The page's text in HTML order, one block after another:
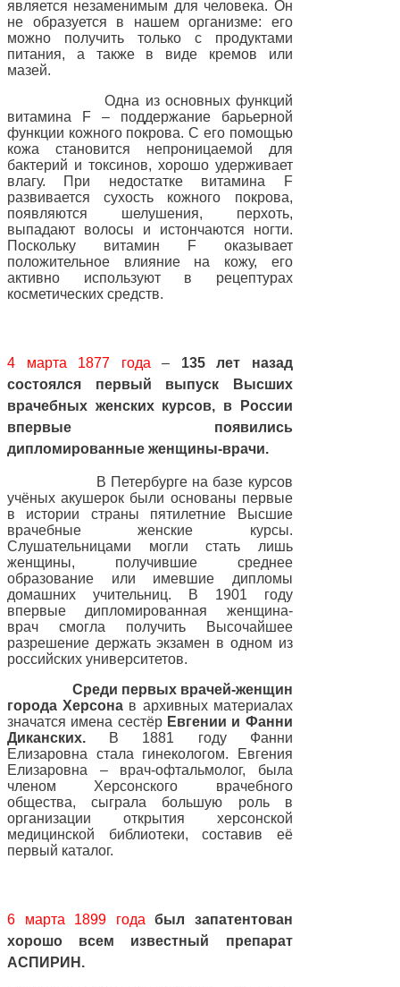
является незаменимым для человека. Он
не образуется в нашем организме: его
можно получить только с продуктами
питания, а также в виде кремов или
мазей.
Одна из основных функций
витамина F – поддержание барьерной
функции кожного покрова. С его помощью
кожа становится непроницаемой для
бактерий и токсинов, хорошо удерживает
влагу. При недостатке витамина F
развивается сухость кожного покрова,
появляются шелушения, перхоть,
выпадают волосы и истончаются ногти.
Поскольку витамин F оказывает
положительное влияние на кожу, его
активно используют в рецептурах
косметических средств.
4 марта 1877 года– 135 лет назад
состоялся первый выпуск Высших
врачебных женских курсов, в России
впервые появились
дипломированные женщины-врачи.
В Петербурге на базе курсов
учёных акушерок были основаны первые
в истории страны пятилетние Высшие
врачебные женские курсы.
Слушательницами могли стать лишь
женщины, получившие среднее
образование или имевшие дипломы
домашних учительниц. В 1901 году
впервые дипломированная женщина-
врач смогла получить Высочайшее
разрешение держать экзамен в одном из
российских университетов.
Среди первых врачей-женщин
города Херсона в архивных материалах
значатся имена сестёр Евгении и Фанни
Диканских. В 1881 году Фанни
Елизаровна стала гинекологом. Евгения
Елизаровна – врач-офтальмолог, была
членом Херсонского врачебного
общества, сыграла большую роль в
организации открытия херсонской
медицинской библиотеки, составив её
первый каталог.
6 марта 1899 года
был запатентован
хорошо всем известный препарат
АСПИРИН.